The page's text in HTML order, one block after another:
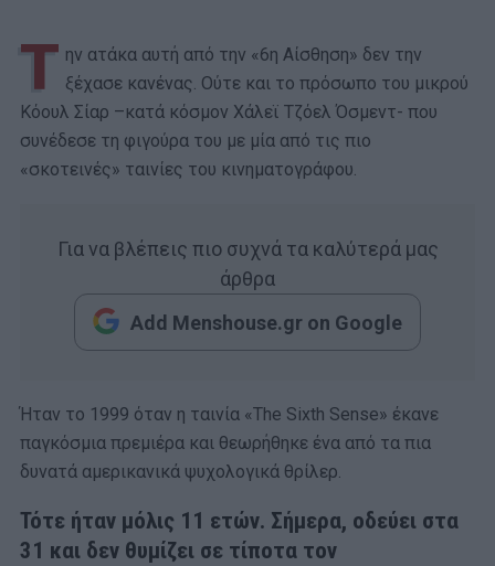
Τ ην ατάκα αυτή από την «6η Αίσθηση» δεν την
ξέχασε κανένας. Ούτε και το πρόσωπο του μικρού
Κόουλ Σίαρ –κατά κόσμον Χάλεϊ Τζόελ Όσμεντ- που
συνέδεσε τη φιγούρα του με μία από τις πιο
«σκοτεινές» ταινίες του κινηματογράφου.
Για να βλέπεις πιο συχνά τα καλύτερά μας
άρθρα
Add Menshouse.gr on Google
Ήταν το 1999 όταν η ταινία «The Sixth Sense» έκανε
παγκόσμια πρεμιέρα και θεωρήθηκε ένα από τα πια
δυνατά αμερικανικά ψυχολογικά θρίλερ.
Τότε ήταν μόλις 11 ετών. Σήμερα, οδεύει στα
31 και δεν θυμίζει σε τίποτα τον